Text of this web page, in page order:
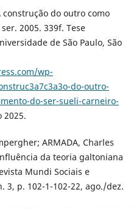
construção do outro como
2005. 339f. Tese
de São Paulo, São
wp-
do-outro-
do-ser-sueli-carneiro-
2025.
ARMADA, Charles
da teoria galtoniana
Mundi Sociais e
3, p. 102-1-102-22, ago./dez.